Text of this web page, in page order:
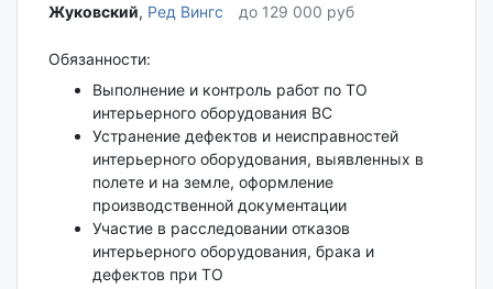
Жуковский‎, Ред Вингс до 129 000 руб
Обязанности:
Выполнение и контроль работ по ТО
интерьерного оборудования ВС
Устранение дефектов и неисправностей
интерьерного оборудования, выявленных в
полете и на земле, оформление
производственной документации
Участие в расследовании отказов
интерьерного оборудования, брака и
дефектов при ТО